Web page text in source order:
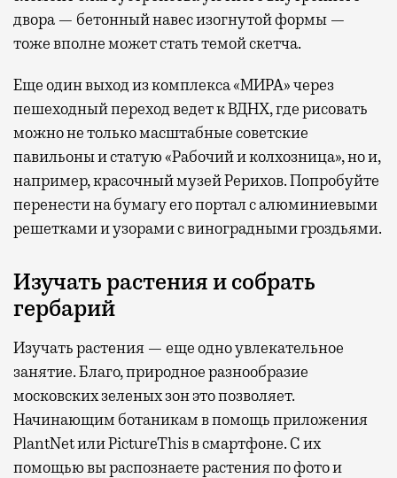
двора — бетонный навес изогнутой формы —
тоже вполне может стать темой скетча.
Еще один выход из комплекса «МИРА» через
пешеходный переход ведет к ВДНХ, где рисовать
можно не только масштабные советские
павильоны и статую «Рабочий и колхозница», но и,
например, красочный музей Рерихов. Попробуйте
перенести на бумагу его портал с алюминиевыми
решетками и узорами с виноградными гроздьями.
Изучать растения и собрать
гербарий
Изучать растения — еще одно увлекательное
занятие. Благо, природное разнообразие
московских зеленых зон это позволяет.
Начинающим ботаникам в помощь приложения
PlantNet или PictureThis в смартфоне. С их
помощью вы распознаете растения по фото и